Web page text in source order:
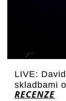
LIVE:
skladbami
RECENZE